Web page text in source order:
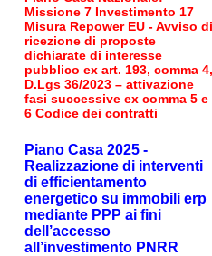
Missione 7 Investimento 17
Misura Repower EU - Avviso di
ricezione di proposte
dichiarate di interesse
pubblico ex art. 193, comma 4,
D.Lgs 36/2023 – attivazione
fasi successive ex comma 5 e
6 Codice dei contratti
Piano Casa 2025 -
Realizzazione di interventi
di efficientamento
energetico su immobili erp
mediante PPP ai fini
dell’accesso
all’investimento PNRR